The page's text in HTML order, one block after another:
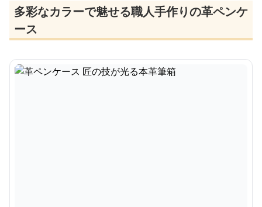
多彩なカラーで魅せる職人手作りの革ペンケ
ース